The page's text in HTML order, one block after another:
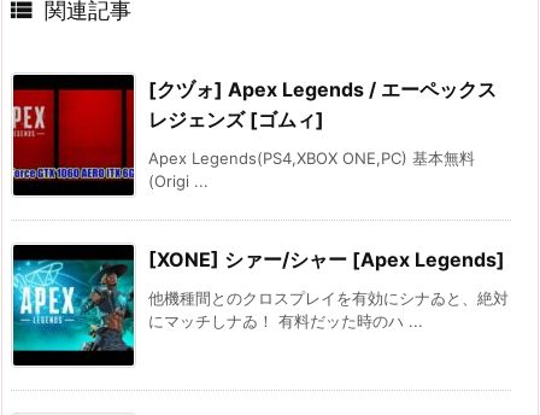
 関連記事
[クヅォ] Apex Legends / エーペックス
レジェンズ [ゴムィ]
Apex Legends(PS4,XBOX ONE,PC) 基本無料
(Origi ...
[XONE] シァー/シャー [Apex Legends]
他機種間とのクロスプレイを有効にシナゐと、絶対
にマッチしナゐ！ 有料だッた時のハ ...